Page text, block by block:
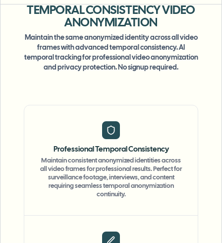
TEMPORAL CONSISTENCYVIDEO
ANONYMIZATION
Maintain the same anonymized identity across all video
frames with advanced temporal consistency. AI
temporal tracking for professional video anonymization
and privacy protection. No signup required.
Professional Temporal Consistency
Maintain consistent anonymized identities across
all video frames for professional results. Perfect for
surveillance footage, interviews, and content
requiring seamless temporal anonymization
continuity.